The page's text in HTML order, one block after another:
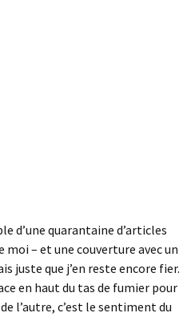
d’une quarantaine d’articles
moi – et une couverture avec un
juste que j’en reste encore fier.
en haut du tas de fumier pour
l’autre, c’est le sentiment du